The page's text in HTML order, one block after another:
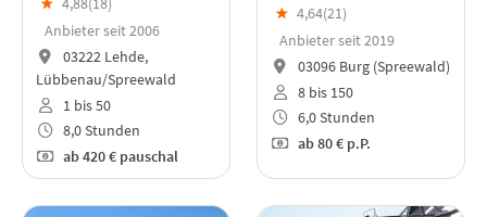
Anbieter seit 2006
03222 Lehde,
Lübbenau/Spreewald
1 bis 50
8,0 Stunden
ab420 € pauschal
★ 4,64(21)
Anbieter seit 2019
03096 Burg (Spreewald)
8 bis 150
6,0 Stunden
ab80 € p.P.